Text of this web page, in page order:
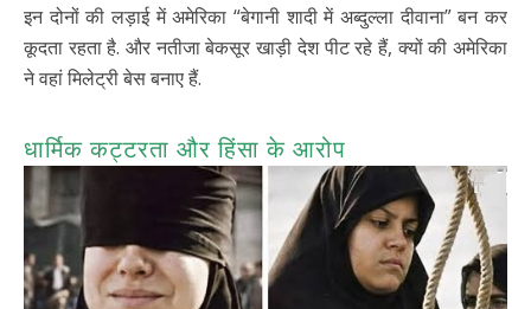
इन दोनों की लड़ाई में अमेरिका “बेगानी शादी में अब्दुल्ला दीवाना” बन कर
कूदता रहता है. और नतीजा बेकसूर खाड़ी देश पीट रहे हैं, क्यों की अमेरिका
ने वहां मिलेट्री बेस बनाए हैं.
धार्मिक कट्टरता और हिंसा के आरोप